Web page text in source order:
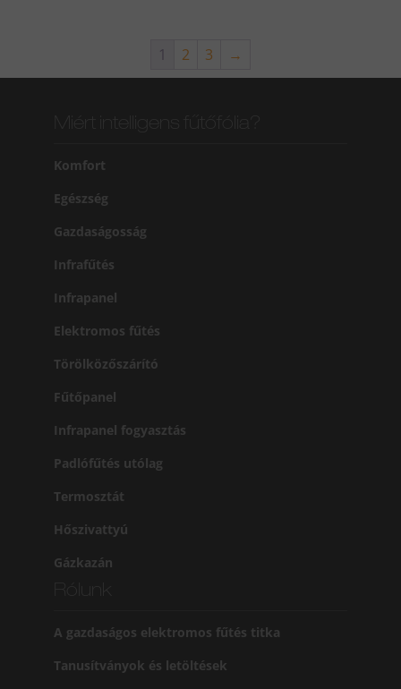
1 2 3 →
Komfort
Egészség
Gazdaságosság
Infrafűtés
Infrapanel
Elektromos fűtés
Törölközőszárító
Fűtőpanel
Infrapanel fogyasztás
Padlófűtés utólag
Termosztát
Hőszivattyú
Gázkazán
A gazdaságos elektromos fűtés titka
Tanusítványok és letöltések